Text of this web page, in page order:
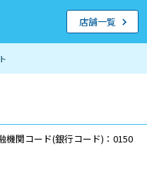
店舗一覧
機関コード(銀行コード)：0150